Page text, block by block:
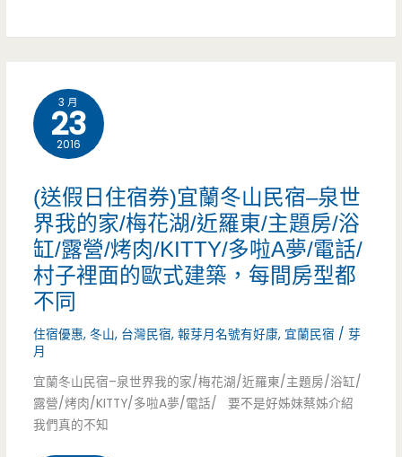
戲
水
池/
送
住
宿
券
上
電
車/
親
子
民
宿/
電
動
民
一
泊
食/
水
蜜
桃/
午
茶/
3 月
23
2016
(送假日住宿券)宜蘭冬山民宿–泉世
界我的家/梅花湖/近羅東/主題房/浴
缸/露營/烤肉/KITTY/多啦A夢/電話/
村子裡面的歐式建築，每間房型都
不同
住宿優惠,冬山, 台灣民宿,報芽月名號有好康, 宜蘭民宿 /芽
月
宜蘭冬山民宿–泉世界我的家/梅花湖/近羅東/主題房/浴缸/
露營/烤肉/KITTY/多啦A夢/電話/ 要不是好姊妹蔡姊介紹
我們真的不知